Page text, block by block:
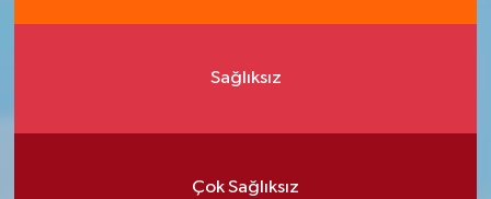
Sağlıksız
Çok Sağlıksız